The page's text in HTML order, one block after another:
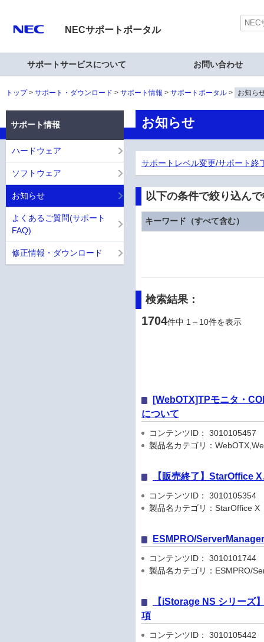
NECサポートポータル
サポートサービスについて お問い合わせ
トップ サポート・ダウンロード サポート情報 サポートポータル お知ら
お知らせ
サポートレベル変更/サポート終
以下の条件で絞り込ん
キーワード（すべて含む）
検索結果：
1704件中 1～10件を表示
[WebOTX]TPモニタ・
について
コンテンツID： 3010105457
製品名カテゴリ：
【販売終了】StarOffice
コンテンツID： 3010105354
製品名カテゴリ：StarOffice X
ESMPRO/
コンテンツID： 3010101744
製品名カテゴリ：ESMPRO/
【iStorage NS シリーズ
項
コンテンツID： 3010105442
サポート情報
ハードウェア
ソフトウェア
お知らせ
よくあるご質問(サポート
FAQ)
修正情報・ダウンロード